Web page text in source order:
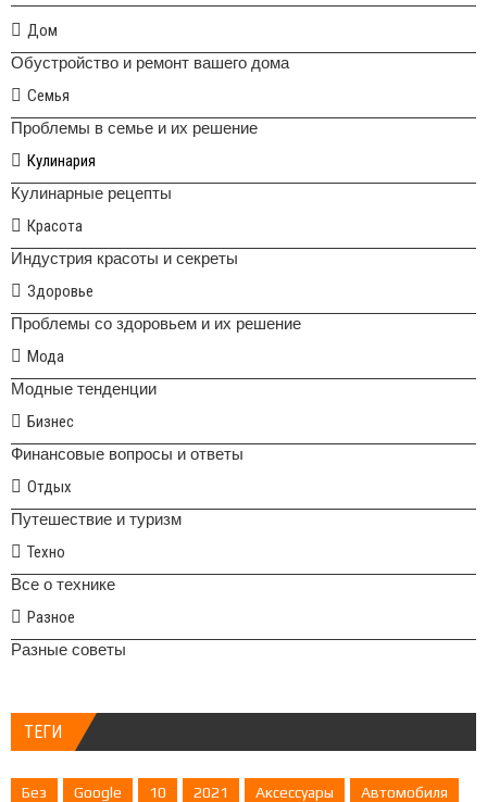
Дом
Обустройство и ремонт вашего дома
Семья
Проблемы в семье и их решение
Кулинария
Кулинарные рецепты
Красота
Индустрия красоты и секреты
Здоровье
Проблемы со здоровьем и их решение
Мода
Модные тенденции
Бизнес
Финансовые вопросы и ответы
Отдых
Путешествие и туризм
Техно
Все о технике
Разное
Разные советы
ТЕГИ
Без Google 10 2021 Аксессуары Автомобиля